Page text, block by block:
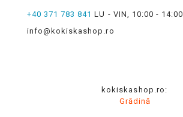
+40 371 783 841 LU - VIN, 10:00 - 14:00
info@kokiskashop.ro
kokiskashop.ro:
Grădină